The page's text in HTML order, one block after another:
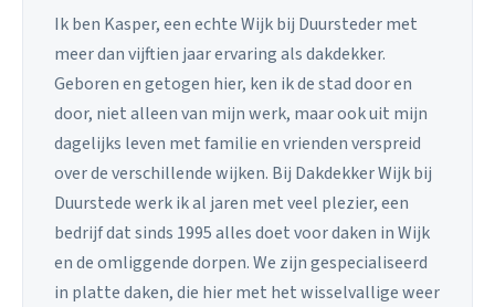
Ik ben Kasper, een echte Wijk bij Duursteder met
meer dan vijftien jaar ervaring als dakdekker.
Geboren en getogen hier, ken ik de stad door en
door, niet alleen van mijn werk, maar ook uit mijn
dagelijks leven met familie en vrienden verspreid
over de verschillende wijken. Bij Dakdekker Wijk bij
Duurstede werk ik al jaren met veel plezier, een
bedrijf dat sinds 1995 alles doet voor daken in Wijk
en de omliggende dorpen. We zijn gespecialiseerd
in platte daken, die hier met het wisselvallige weer